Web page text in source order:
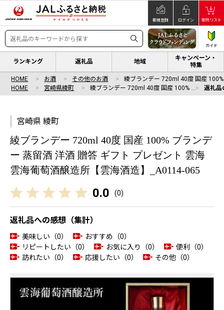
新規登録 ログイン 寄附リスト
ガイド
ランキング 返礼品 地域
キャンペーン・
特集
HOME お酒 その他のお酒
綾ブランデー 720ml 40度 国産
HOME
宮崎県綾町 綾ブランデー 720ml 40度 国産 100% … 返礼品
宮崎県 綾町
綾ブランデー 720ml 40度 国産 100% ブランデ
ー 蒸留酒 洋酒 贈答 ギフト プレゼント 雲海
雲海葡萄酒醸造所【雲海酒造】_A0114-065
0.0 (0)
返礼品への感想（集計）
美味しい（0）
おすすめ（0）
リピートしたい（0）
お気に入り（0）
便利（0）
訪れたい（0）
応援したい（0） その他（0）